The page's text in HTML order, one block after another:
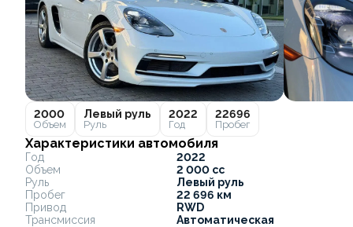
2000
Объем
Левый руль
Руль
2022
Год
22696
Пробег
Характеристики автомобиля
Год
2022
Объем
2 000 cc
Руль
Левый руль
Пробег
22 696 км
Привод
RWD
Трансмиссия
Автоматическая